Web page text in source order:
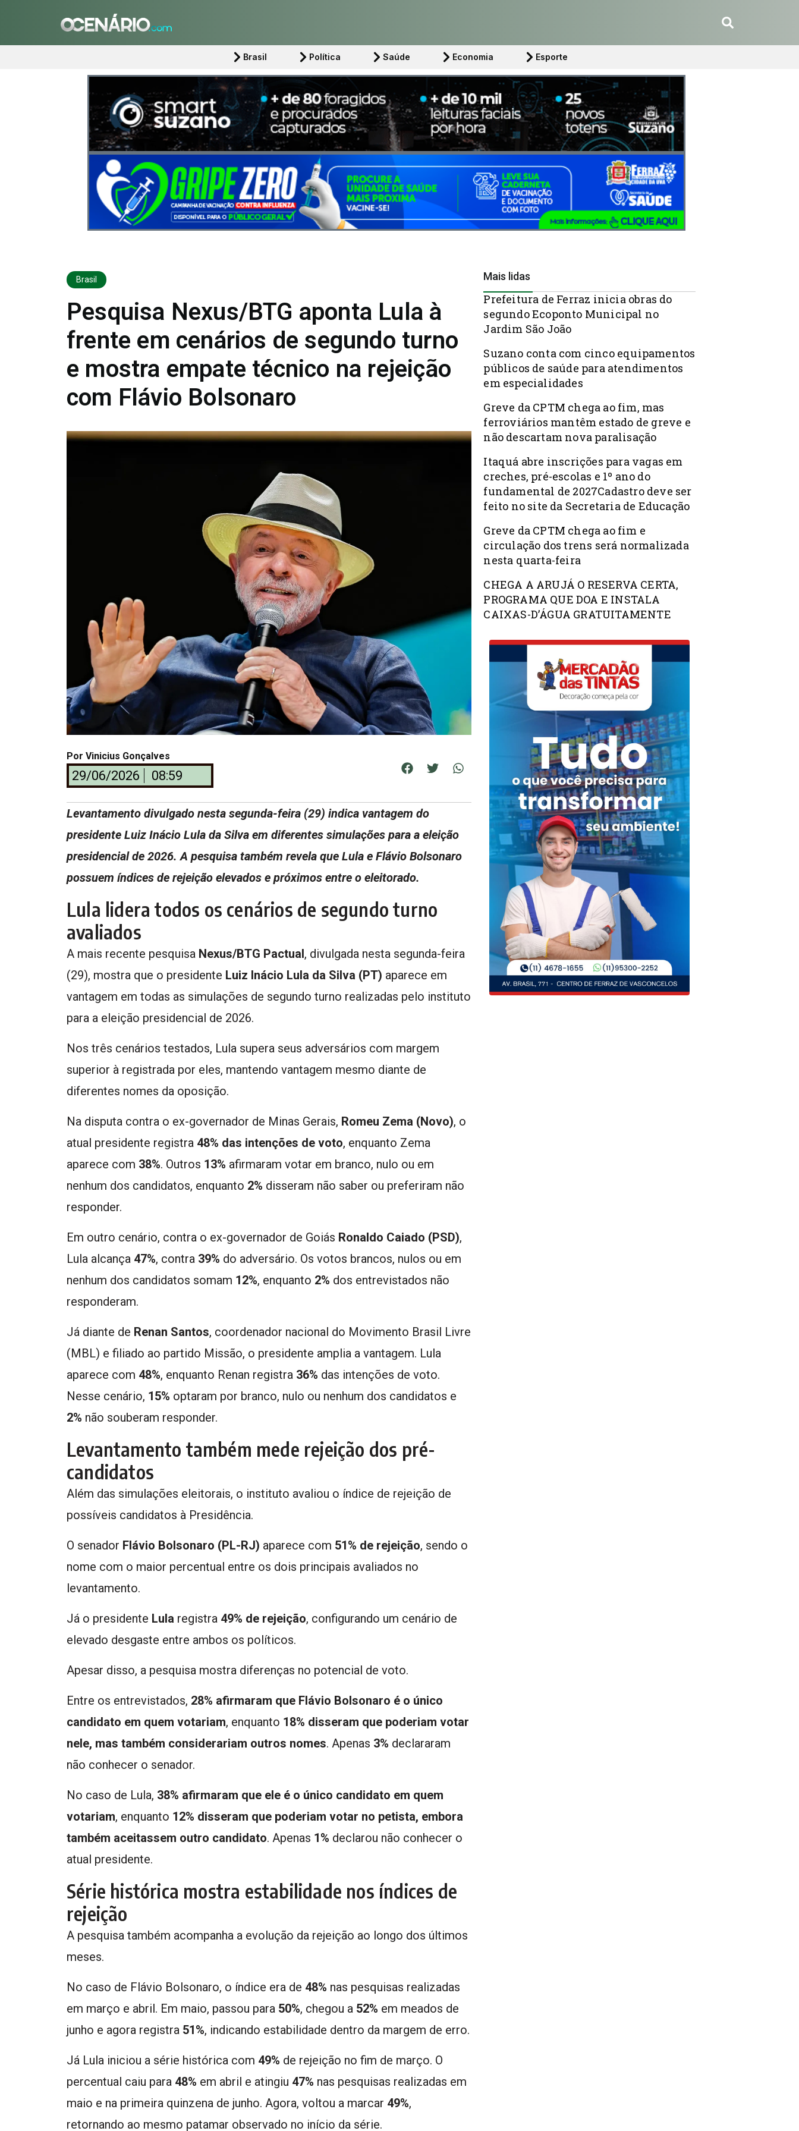
Brasil Política Saúde Economia Esporte
Brasil
Pesquisa Nexus/BTG aponta Lula à
frente em cenários de segundo turno
e mostra empate técnico na rejeição
com Flávio Bolsonaro
Por Vinicius Gonçalves
29/06/2026 08:59
Levantamento divulgado nesta segunda-feira (29) indica vantagem do
presidente Luiz Inácio Lula da Silva em diferentes simulações para a eleição
presidencial de 2026. A pesquisa também revela que Lula e Flávio Bolsonaro
possuem índices de rejeição elevados e próximos entre o eleitorado.
Lula lidera todos os cenários de segundo turno
avaliados
A mais recente pesquisa Nexus/BTG Pactual, divulgada nesta segunda-feira
(29), mostra que o presidente Luiz Inácio Lula da Silva (PT) aparece em
vantagem em todas as simulações de segundo turno realizadas pelo instituto
para a eleição presidencial de 2026.
Nos três cenários testados, Lula supera seus adversários com margem
superior à registrada por eles, mantendo vantagem mesmo diante de
diferentes nomes da oposição.
Na disputa contra o ex-governador de Minas Gerais, Romeu Zema (Novo), o
atual presidente registra 48% das intenções de voto, enquanto Zema
aparece com 38%. Outros 13% afirmaram votar em branco, nulo ou em
nenhum dos candidatos, enquanto 2% disseram não saber ou preferiram não
responder.
Em outro cenário, contra o ex-governador de Goiás Ronaldo Caiado (PSD),
Lula alcança 47%, contra 39% do adversário. Os votos brancos, nulos ou em
nenhum dos candidatos somam 12%, enquanto 2% dos entrevistados não
responderam.
Já diante de Renan Santos, coordenador nacional do Movimento Brasil Livre
(MBL) e filiado ao partido Missão, o presidente amplia a vantagem. Lula
aparece com 48%, enquanto Renan registra 36% das intenções de voto.
Nesse cenário, 15% optaram por branco, nulo ou nenhum dos candidatos e
2% não souberam responder.
Levantamento também mede rejeição dos pré-
candidatos
Além das simulações eleitorais, o instituto avaliou o índice de rejeição de
possíveis candidatos à Presidência.
O senador Flávio Bolsonaro (PL-RJ) aparece com 51% de rejeição, sendo o
nome com o maior percentual entre os dois principais avaliados no
levantamento.
Já o presidente Lula registra 49% de rejeição, configurando um cenário de
elevado desgaste entre ambos os políticos.
Apesar disso, a pesquisa mostra diferenças no potencial de voto.
Entre os entrevistados, 28% afirmaram que Flávio Bolsonaro é o único
candidato em quem votariam, enquanto 18% disseram que poderiam votar
nele, mas também considerariam outros nomes. Apenas 3% declararam
não conhecer o senador.
No caso de Lula, 38% afirmaram que ele é o único candidato em quem
votariam, enquanto 12% disseram que poderiam votar no petista, embora
também aceitassem outro candidato. Apenas 1% declarou não conhecer o
atual presidente.
Série histórica mostra estabilidade nos índices de
rejeição
A pesquisa também acompanha a evolução da rejeição ao longo dos últimos
meses.
No caso de Flávio Bolsonaro, o índice era de 48% nas pesquisas realizadas
em março e abril. Em maio, passou para 50%, chegou a 52% em meados de
junho e agora registra 51%, indicando estabilidade dentro da margem de erro.
Já Lula iniciou a série histórica com 49% de rejeição no fim de março. O
percentual caiu para 48% em abril e atingiu 47% nas pesquisas realizadas em
maio e na primeira quinzena de junho. Agora, voltou a marcar 49%,
retornando ao mesmo patamar observado no início da série.
Mais lidas
Prefeitura de Ferraz inicia obras do
segundo Ecoponto Municipal no
Jardim São João
Suzano conta com cinco equipamentos
públicos de saúde para atendimentos
em especialidades
Greve da CPTM chega ao fim, mas
ferroviários mantêm estado de greve e
não descartam nova paralisação
Itaquá abre inscrições para vagas em
creches, pré-escolas e 1º ano do
fundamental de 2027Cadastro deve ser
feito no site da Secretaria de Educação
Greve da CPTM chega ao fim e
circulação dos trens será normalizada
nesta quarta-feira
CHEGA A ARUJÁ O RESERVA CERTA,
PROGRAMA QUE DOA E INSTALA
CAIXAS-D’ÁGUA GRATUITAMENTE